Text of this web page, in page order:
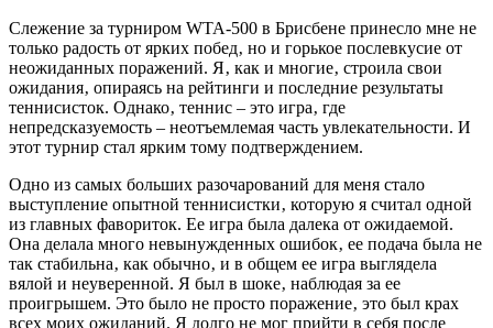
Слежение за турниром WTA-500 в Брисбене принесло мне не
только радость от ярких побед‚ но и горькое послевкусие от
неожиданных поражений. Я‚ как и многие‚ строила свои
ожидания‚ опираясь на рейтинги и последние результаты
теннисисток. Однако‚ теннис – это игра‚ где
непредсказуемость – неотъемлемая часть увлекательности. И
этот турнир стал ярким тому подтверждением.
Одно из самых больших разочарований для меня стало
выступление опытной теннисистки‚ которую я считал одной
из главных фавориток. Ее игра была далека от ожидаемой.
Она делала много невынужденных ошибок‚ ее подача была не
так стабильна‚ как обычно‚ и в общем ее игра выглядела
вялой и неуверенной. Я был в шоке‚ наблюдая за ее
проигрышем. Это было не просто поражение‚ это был крах
всех моих ожиданий. Я долго не мог прийти в себя после